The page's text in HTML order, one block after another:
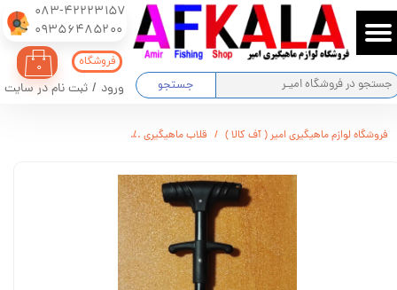
083-42223157
​​​​​​​09356485200
جستجو
۰
ورود / ثبت نام در سایت
حساب کاربری من
تغییر گذر واژه
فروشگاه
فروشگاه لوازم ماهیگیری امیر ( آف کالا ) قلاب ماهیگیری